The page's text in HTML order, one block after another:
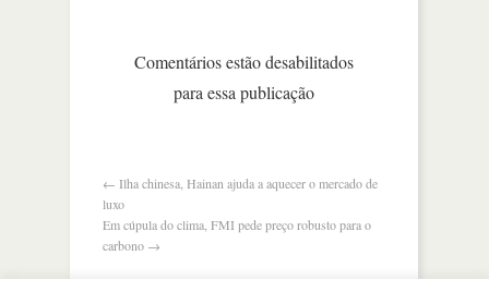
Comentários estão desabilitados
para essa publicação
← Ilha chinesa, Hainan ajuda a aquecer o mercado de
luxo
Em cúpula do clima, FMI pede preço robusto para o
carbono →